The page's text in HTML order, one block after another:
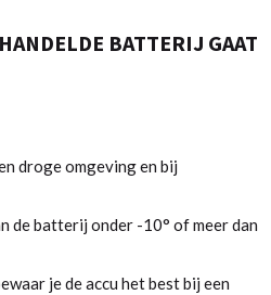
BATTERIJ GAAT
droge omgeving en bij
de batterij onder -10° of meer dan
je de accu het best bij een